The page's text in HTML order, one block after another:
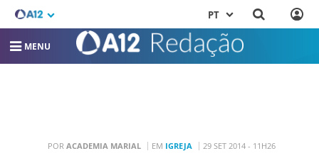
PT
MENU
POR ACADEMIA MARIAL EM IGREJA 29 SET 2014 - 11H26